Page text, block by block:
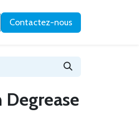
Contactez-nous